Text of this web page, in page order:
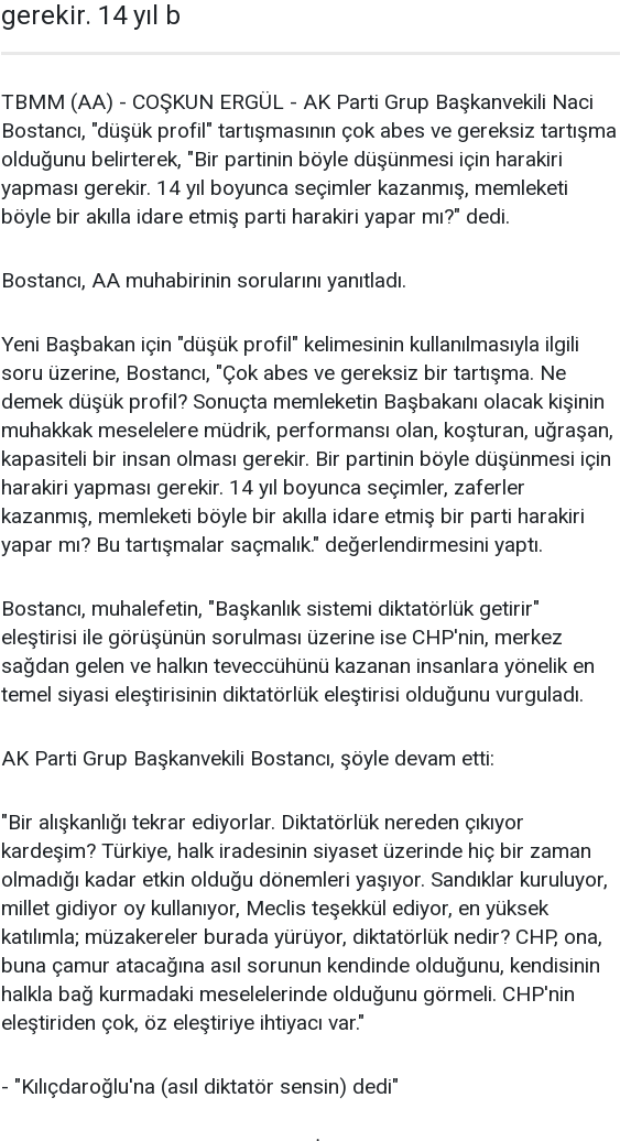
gerekir. 14 yıl b
TBMM (AA) - COŞKUN ERGÜL - AK Parti Grup Başkanvekili Naci
Bostancı, "düşük profil" tartışmasının çok abes ve gereksiz tartışma
olduğunu belirterek, "Bir partinin böyle düşünmesi için harakiri
yapması gerekir. 14 yıl boyunca seçimler kazanmış, memleketi
böyle bir akılla idare etmiş parti harakiri yapar mı?" dedi.
Bostancı, AA muhabirinin sorularını yanıtladı.
Yeni Başbakan için "düşük profil" kelimesinin kullanılmasıyla ilgili
soru üzerine, Bostancı, "Çok abes ve gereksiz bir tartışma. Ne
demek düşük profil? Sonuçta memleketin Başbakanı olacak kişinin
muhakkak meselelere müdrik, performansı olan, koşturan, uğraşan,
kapasiteli bir insan olması gerekir. Bir partinin böyle düşünmesi için
harakiri yapması gerekir. 14 yıl boyunca seçimler, zaferler
kazanmış, memleketi böyle bir akılla idare etmiş bir parti harakiri
yapar mı? Bu tartışmalar saçmalık." değerlendirmesini yaptı.
Bostancı, muhalefetin, "Başkanlık sistemi diktatörlük getirir"
eleştirisi ile görüşünün sorulması üzerine ise CHP'nin, merkez
sağdan gelen ve halkın teveccühünü kazanan insanlara yönelik en
temel siyasi eleştirisinin diktatörlük eleştirisi olduğunu vurguladı.
AK Parti Grup Başkanvekili Bostancı, şöyle devam etti:
"Bir alışkanlığı tekrar ediyorlar. Diktatörlük nereden çıkıyor
kardeşim? Türkiye, halk iradesinin siyaset üzerinde hiç bir zaman
olmadığı kadar etkin olduğu dönemleri yaşıyor. Sandıklar kuruluyor,
millet gidiyor oy kullanıyor, Meclis teşekkül ediyor, en yüksek
katılımla; müzakereler burada yürüyor, diktatörlük nedir? CHP, ona,
buna çamur atacağına asıl sorunun kendinde olduğunu, kendisinin
halkla bağ kurmadaki meselelerinde olduğunu görmeli. CHP'nin
eleştiriden çok, öz eleştiriye ihtiyacı var."
- "Kılıçdaroğlu'na (asıl diktatör sensin) dedi"